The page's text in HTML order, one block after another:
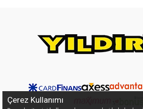
Çerez Kullanımı